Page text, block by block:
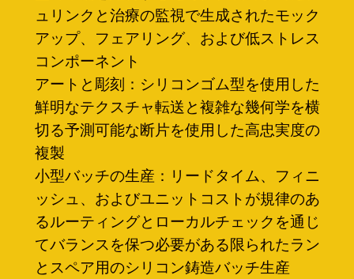
ュリンクと治療の監視で生成されたモック
アップ、フェアリング、および低ストレス
コンポーネント
アートと彫刻：シリコンゴム型を使用した
鮮明なテクスチャ転送と複雑な幾何学を横
切る予測可能な断片を使用した高忠実度の
複製
小型バッチの生産：リードタイム、フィニ
ッシュ、およびユニットコストが規律のあ
るルーティングとローカルチェックを通じ
てバランスを保つ必要がある限られたラン
とスペア用のシリコン鋳造バッチ生産